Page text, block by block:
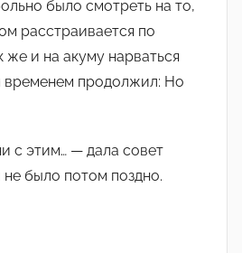
было смотреть на то,
расстраивается по
же и на акуму нарваться
продолжил: Но
с этим… — дала совет
было потом поздно.